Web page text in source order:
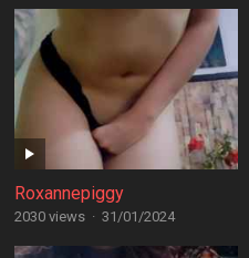
Roxannepiggy
2030 views · 31/01/2024